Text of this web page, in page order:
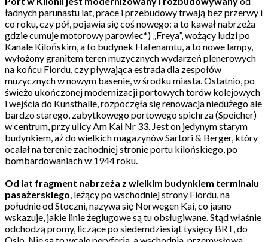
ładnych parunastu lat, prace i przebudowy trwają bez przerwy i
co roku, czy pół, pojawia się coś nowego: a to kawał nabrzeża
gdzie cumuje motorowy parowiec*) „Freya”, wożący ludzi po
Kanale Kilońskim, a to budynek Hafenamtu, a to nowe lampy,
wyłożony granitem teren muzycznych wydarzeń plenerowych
na końcu Fiordu, czy pływająca estrada dla zespołów
muzycznych w nowym basenie, w środku miasta. Ostatnio, po
świeżo ukończonej modernizacji portowych torów kolejowych
i wejścia do Kunsthalle, rozpoczęła się renowacja niedużego ale
bardzo starego, zabytkowego portowego spichrza (Speicher)
w centrum, przy ulicy Am Kai Nr 33. Jest on jedynym starym
budynkiem, aż do wielkich magazynów Sartori & Berger, który
ocalał na terenie zachodniej stronie portu kilońskiego, po
bombardowaniach w 1944 roku.
Od lat fragment nabrzeża z wielkim budynkiem terminalu
pasażerskiego, leżący po wschodniej strony Fiordu, na
południe od Stoczni, nazywa się Norwegen Kai, co jasno
wskazuje, jakie linie żeglugowe są tu obsługiwane. Stąd właśnie
odchodzą promy, liczące po siedemdziesiąt tysięcy BRT, do